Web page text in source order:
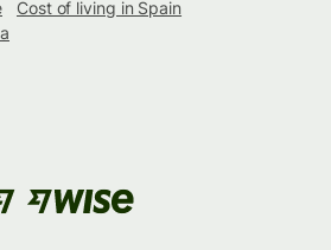
Cost of living in Spain